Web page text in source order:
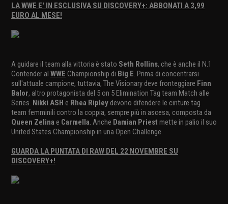
LA WWE E' IN ESCLUSIVA SU DISCOVERY+: ABBONATI A 3,99
EURO AL MESE!
A guidare il team alla vittoria è stato Seth Rollins, che è anche il N.1
Contender al WWE Championship di Big E. Prima di concentrarsi
sull'attuale campione, tuttavia, The Visionary deve fronteggiare Finn
Balor, altro protagonista del 5 on 5 Elimination Tag team Match alle
Series. Nikki ASH e Rhea Ripleydevono difendere le cinture tag
team femminili contro la coppia, sempre più in ascesa, composta da
Queen Zelina e Carmella. Anche Damian Priest mette in palio il suo
United States Championship in una Open Challenge.
GUARDA LA PUNTATA DI RAW DEL 22 NOVEMBRE SU
DISCOVERY+!